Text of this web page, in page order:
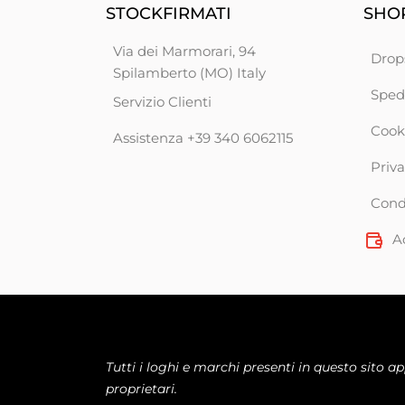
STOCKFIRMATI
Via dei Marmorari, 94
Spilamberto (MO) Italy
Servizio Clienti
Assistenza +39 340 6062115
Tutti i loghi e marchi presenti in questo sito
proprietari.